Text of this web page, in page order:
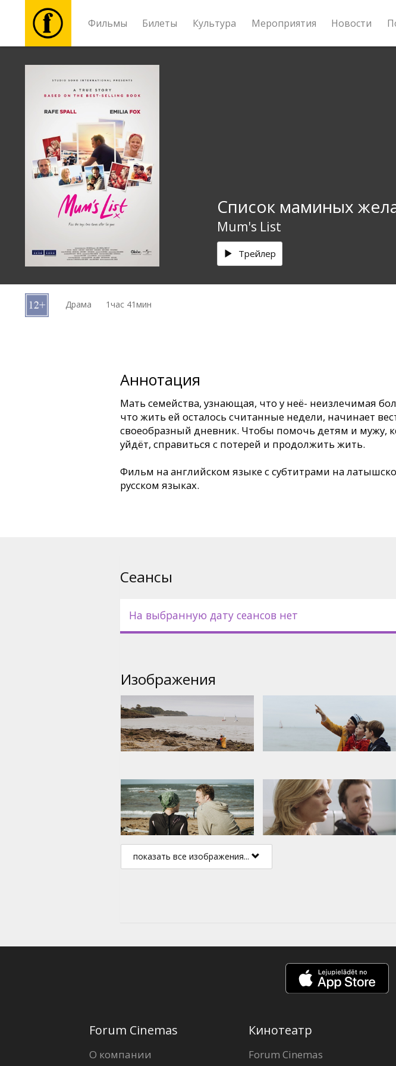
Фильмы Билеты Культура Мероприятия Новости
Фильмы
Билеты
Культура
Мероприятия
Новости
B2B
Список маминых
Mum's List
Трейлер
Драма 1час 41мин
Аннотация
Мать семейства, узнающая, что у неё- неизлечимая
что жить ей осталось считанные недели, начинает
своеобразный дневник. Чтобы помочь детям и мужу,
уйдёт, справиться с потерей и продолжить жить.
Фильм на английском языке с субтитрами на
русском языках.
Сеансы
На выбранную дату сеансов нет
Изображения
показать все изображения...
Forum Cinemas
О компании
Кинотеатр
Forum Cinemas